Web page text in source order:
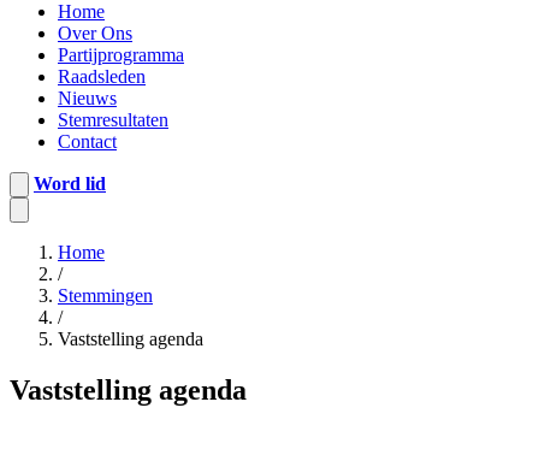
Home
Over Ons
Partijprogramma
Raadsleden
Nieuws
Stemresultaten
Contact
Word lid
Home
/
Stemmingen
/
Vaststelling agenda
Vaststelling agenda